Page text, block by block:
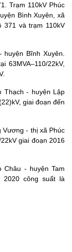
Trạm 110kV Phúc
Bình Xuyên, xã
371 và trạm 110kV
huyện Bĩnh Xuyên.
63MVA–110/22kV,
Thạch - huyện Lập
giai đoạn đến
Vương - thị xã Phúc
giai đoạn 2016
Châu - huyện Tam
công suất là